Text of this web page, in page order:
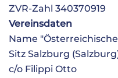
ZVR-Zahl 340370919
Vereinsdaten
Name
Sitz Salzburg
c/o Filippi Otto